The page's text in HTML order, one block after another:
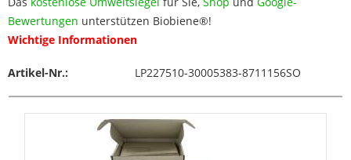
Bewertungen unterstützen Biobiene®!
Wichtige Informationen
Artikel-Nr.: LP227510-30005383-8711156SO